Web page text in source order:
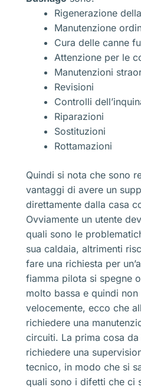
Rigenerazione
Manutenzione
Cura delle canne
Attenzione per le
Manutenzioni
Revisioni
Controlli
Riparazioni
Sostituzioni
Rottamazioni
Quindi si nota che sono
vantaggi di avere un
direttamente dalla casa
Ovviamente un utente
quali sono le
sua caldaia, altrimenti
fare una richiesta per
fiamma pilota si spegne
molto bassa e quindi
velocemente, ecco che
richiedere una
circuiti. La prima cosa
richiedere una
tecnico, in modo che si
quali sono i difetti che ci